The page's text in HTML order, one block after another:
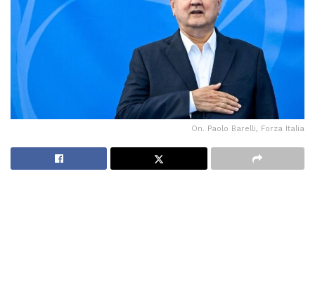
On. Paolo Barelli, Forza Italia